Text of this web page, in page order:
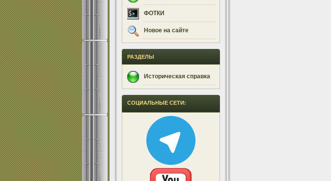
ФОТКИ
Новое на сайте
РАЗДЕЛЫ
Историческая справка
СОЦИАЛЬНЫЕ СЕТИ: